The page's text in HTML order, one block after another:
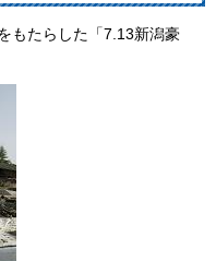
もたらした「7.13新潟豪